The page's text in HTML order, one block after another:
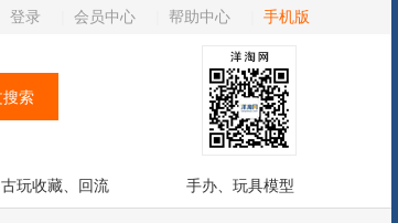
登录 会员中心 帮助中心 手机版
古玩收藏、回流 手办、玩具模型